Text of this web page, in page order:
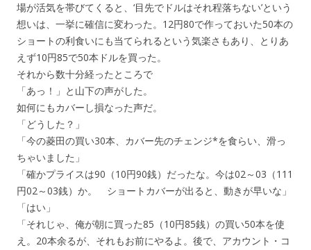
場が活気を帯びてくると、‘目先でドルはそれ程落ちない’という
想いは、一挙に確信に変わった。12円80で作っておいた50本の
ショートの利食いにも当てられるという気楽さもあり、とりあ
えず10円85で50本ドルを買った。
それから数十分経ったところで
「あっ！」と山下の声がした。
如何にもカバーし損なった声だ。
「どうした？」
「今の菱田の買い30本、カバー先のチェンジ*を食らい、滑っ
ちゃいました」
「確かプライスは90（10円90銭）だったな。今は02～03（111
円02～03銭）か。 ショートカバーが出ると、動きが早いな」
「はい」
「それじゃ、俺が朝に買った85（10円85銭）の買い50本を使
え。20本余るが、それもお前にやるよ。後で、アカウント・コ